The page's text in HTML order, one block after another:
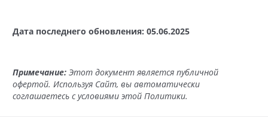
Дата последнего обновления: 05.06.2025
Примечание: Этот документ является публичной
офертой. Используя Сайт, вы автоматически
соглашаетесь с условиями этой Политики.